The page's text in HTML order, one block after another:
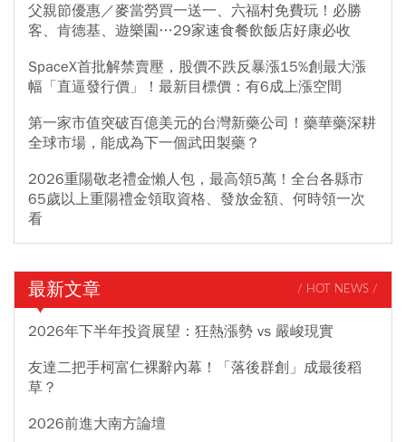
父親節優惠／麥當勞買一送一、六福村免費玩！必勝
客、肯德基、遊樂園…29家速食餐飲飯店好康必收
SpaceX首批解禁賣壓，股價不跌反暴漲15%創最大漲
幅「直逼發行價」！最新目標價：有6成上漲空間
第一家市值突破百億美元的台灣新藥公司！藥華藥深耕
全球市場，能成為下一個武田製藥？
2026重陽敬老禮金懶人包，最高領5萬！全台各縣市
65歲以上重陽禮金領取資格、發放金額、何時領一次
看
最新文章 / HOT NEWS /
2026年下半年投資展望：狂熱漲勢 vs 嚴峻現實
友達二把手柯富仁裸辭內幕！「落後群創」成最後稻
草？
2026前進大南方論壇